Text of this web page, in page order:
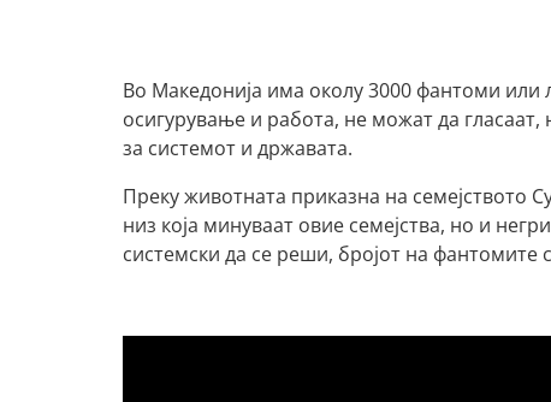
Во Македонија има околу 3000 фантоми или
осигурување и работа, не можат да
за системот и државата.
Преку животната приказна на семејството
низ која минуваат овие семејства, но и
системски да се реши, бројот на фантомите